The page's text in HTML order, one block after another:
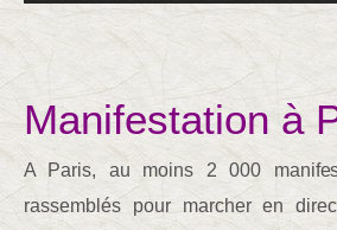
Manifestation à
A Paris, au moins 2 000
rassemblés pour marcher en